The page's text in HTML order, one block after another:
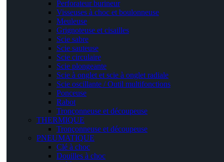
Perforateur burineur
Visseuses à choc et boulonneuse
Meuleuse
Grignoteuse et cisailles
Scie sabre
Scie sauteuse
Scie circulaire
Scie plongeante
Scie à onglet et scie à onglet radiale
Scie oscillante / Outil multifonctions
Ponceuse
Rabot
Tronçonneuse et découpeuse
THERMIQUE
Tronçonneuse et découpeuse
PNEUMATIQUE
Clé à choc
Douilles à choc